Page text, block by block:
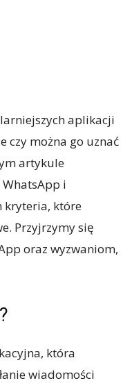
aplikacji
czy można go uznać
artykule
i
kryteria, które
Przyjrzymy się
oraz wyzwaniom,
która
wiadomości